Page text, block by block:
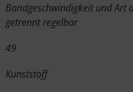
Bandgeschwindigkeit und Art
getrennt regelbar
49
Kunststoff